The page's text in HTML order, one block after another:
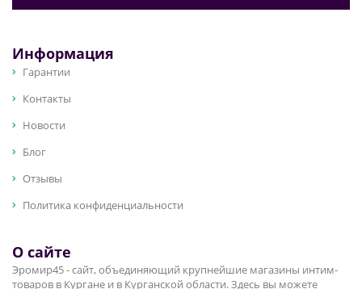
Информация
Гарантии
Контакты
Новости
Блог
Отзывы
Политика конфиденциальности
О сайте
Эромир45 - сайт, объединяющий крупнейшие магазины интим-
товаров в Кургане и в Курганской области. Здесь вы можете